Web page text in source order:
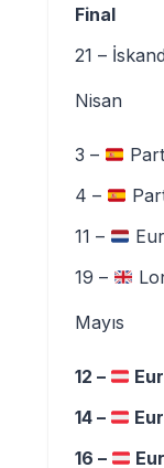
Final
21 –
Nisan
3 –
4 –
11 –
19 –
Mayıs
12 –
14 –
16 –